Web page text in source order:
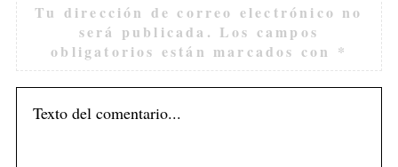
Tu dirección de correo electrónico no
será publicada. Los campos
obligatorios están marcados con *
S
e
a